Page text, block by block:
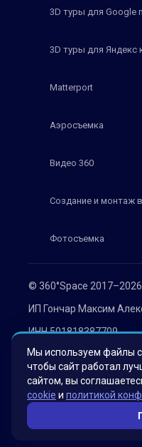
© 360°Space 2017–2026
ИП Гончар Максим
ИНН 501818387709
ОГРН 319508100030536
Политика
Согласие на
3D туры для Google
3D туры для Яндекс
Matterport
Аэросъемка
Видео 360
Создание и монтаж
Фотосъемка
Мы используем файлы
чтобы сайт работал
сайтом, вы
cookie и политикой